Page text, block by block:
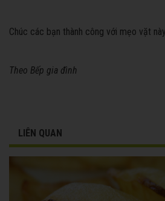
Chúc các bạn thành công với mẹo vặt
Theo Bếp gia đình
LIÊN QUAN